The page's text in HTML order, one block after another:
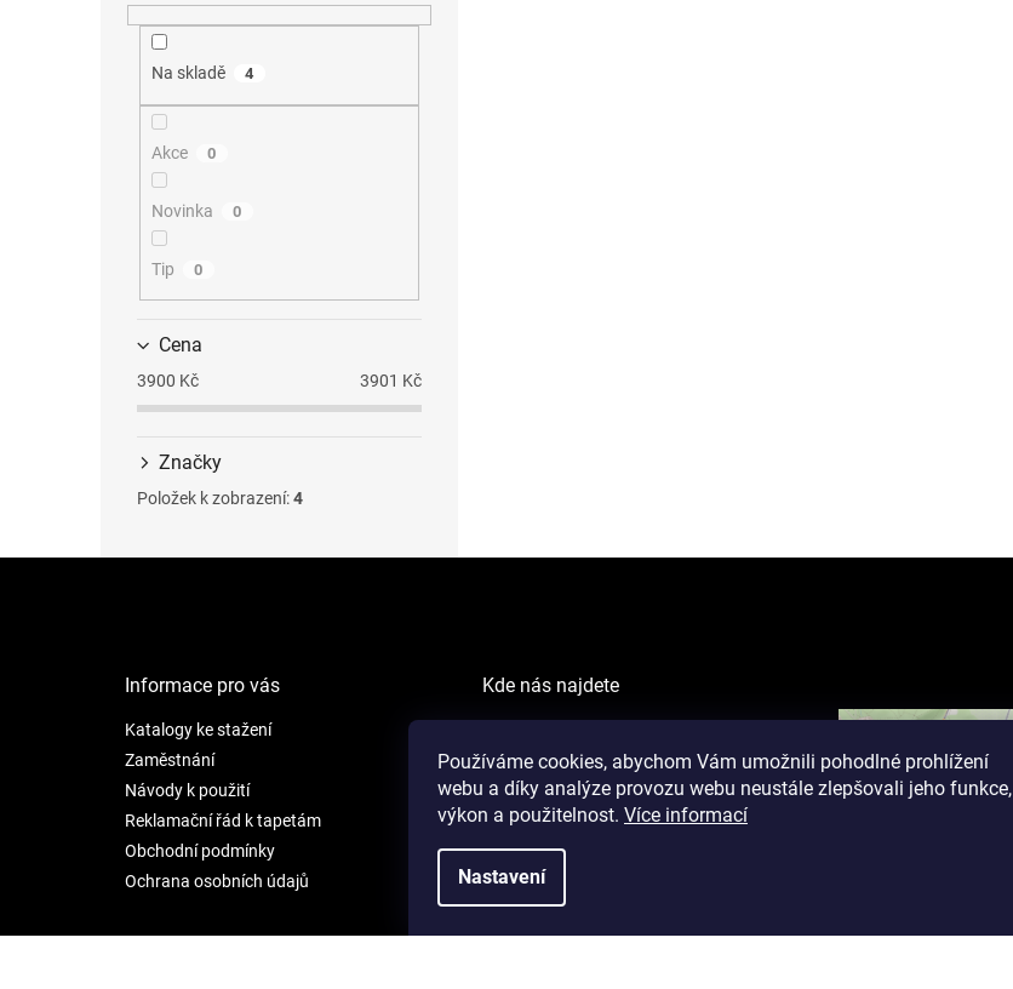
Používáme cookies, abychom Vám umožnili pohodlné prohlížení
webu a díky analýze provozu webu neustále zlepšovali jeho funkce,
výkon a použitelnost. Více informací
Nastavení
Na skladě 4
Akce 0
Novinka 0
Tip 0
Cena
3900 Kč 3901 Kč
Značky
Položek k zobrazení:4
Informace pro vás
Katalogy ke stažení
Zaměstnání
Návody k použití
Reklamační řád k tapetám
Obchodní podmínky
Ochrana osobních údajů
Kde nás najdete
Šafránkova 1238/1
Praha 5
Po - Pá: 9 - 19 hodin
So: 9 - 17 hodin